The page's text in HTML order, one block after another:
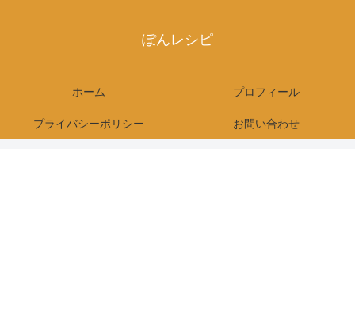
ぽんレシピ
ホーム プロフィール
プライバシーポリシー お問い合わせ